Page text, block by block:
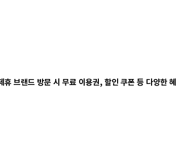
휴 브랜드 방문 시 무료 이용권, 할인 쿠폰 등 다양한 혜